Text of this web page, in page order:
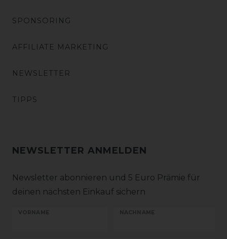
SPONSORING
AFFILIATE MARKETING
NEWSLETTER
TIPPS
NEWSLETTER ANMELDEN
Newsletter abonnieren und 5 Euro Prämie für
deinen nächsten Einkauf sichern
VORNAME NACHNAME